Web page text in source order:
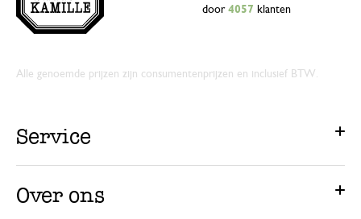
door 4057 klanten
Alle genoemde prijzen zijn consumentenprijzen en inclusief BTW.
Service
Over ons